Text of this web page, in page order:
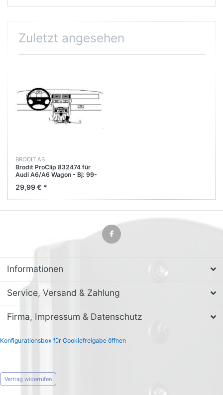
Zuletzt angesehen
BRODIT AB
Brodit ProClip 832474 für
Audi A6/A6 Wagon - Bj: 99-
29,99 € *
Informationen
Service, Versand & Zahlung
Firma, Impressum & Datenschutz
Konfigurationsbox für Cookiefreigabe öffnen
Vertrag widerrufen